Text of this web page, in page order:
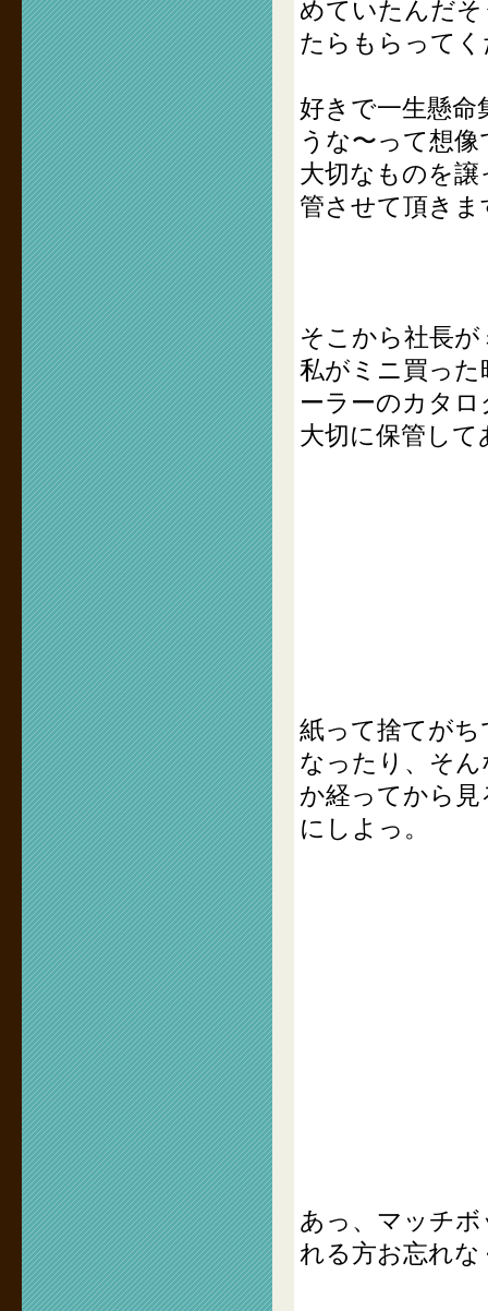
めていたんだ
たらもらって
好きで一生懸
うな〜って想
大切なものを
管させて頂きま
そこから社長
私がミニ買っ
ーラーのカタ
大切に保管し
紙って捨てが
なったり、そ
か経ってから
にしよっ。
あっ、マッチ
れる方お忘れな